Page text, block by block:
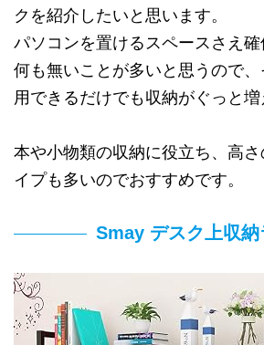
クを紹介したいと思います。
パソコンを置けるスペースさえ
何も無いことが多いと思うので
用できるだけでも収納がぐっと増
本や小物類の収納に役立ち、高
イプも多いのでおすすめです。
Smay デスク上収納